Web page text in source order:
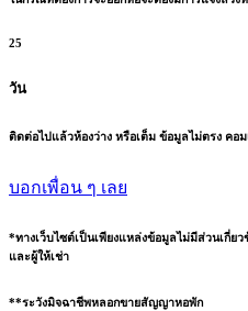
25
วัน
ติดต่อไปแล้วห้องว่าง หรือเต็ม ข้อมูลไม่ตรง คอ
บอกเพื่อน ๆ เลย
*ทางเว็บไซต์เป็นเพียงแหล่งข้อมูลไม่มีส่วนเกี่ย
และผู้ให้เช่า
**ระวังมิจฉาชีพหลอกขายสัญญาหอพัก